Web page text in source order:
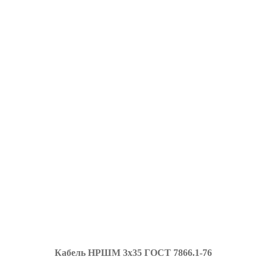
Кабель НРШМ 3х35 ГОСТ 7866.1-76